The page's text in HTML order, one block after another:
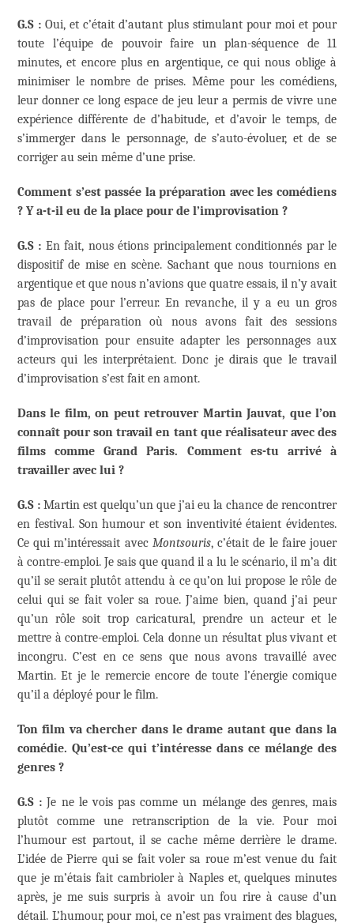
G.S : Oui, et c’était d’autant plus stimulant pour moi et pour
toute l’équipe de pouvoir faire un plan-séquence de 11
minutes, et encore plus en argentique, ce qui nous oblige à
minimiser le nombre de prises. Même pour les comédiens,
leur donner ce long espace de jeu leur a permis de vivre une
expérience différente de d’habitude, et d’avoir le temps, de
s’immerger dans le personnage, de s’auto-évoluer, et de se
corriger au sein même d’une prise.
Comment s’est passée la préparation avec les comédiens
? Y a-t-il eu de la place pour de l’improvisation ?
G.S : En fait, nous étions principalement conditionnés par le
dispositif de mise en scène. Sachant que nous tournions en
argentique et que nous n’avions que quatre essais, il n’y avait
pas de place pour l’erreur. En revanche, il y a eu un gros
travail de préparation où nous avons fait des sessions
d’improvisation pour ensuite adapter les personnages aux
acteurs qui les interprétaient. Donc je dirais que le travail
d’improvisation s’est fait en amont.
Dans le film, on peut retrouver Martin Jauvat, que l’on
connaît pour son travail en tant que réalisateur avec des
films comme Grand Paris. Comment es-tu arrivé à
travailler avec lui ?
G.S : Martin est quelqu’un que j’ai eu la chance de rencontrer
en festival. Son humour et son inventivité étaient évidentes.
Ce qui m’intéressait avec Montsouris, c’était de le faire jouer
à contre-emploi. Je sais que quand il a lu le scénario, il m’a dit
qu’il se serait plutôt attendu à ce qu’on lui propose le rôle de
celui qui se fait voler sa roue. J’aime bien, quand j’ai peur
qu’un rôle soit trop caricatural, prendre un acteur et le
mettre à contre-emploi. Cela donne un résultat plus vivant et
incongru. C’est en ce sens que nous avons travaillé avec
Martin. Et je le remercie encore de toute l’énergie comique
qu’il a déployé pour le film.
Ton film va chercher dans le drame autant que dans la
comédie. Qu’est-ce qui t’intéresse dans ce mélange des
genres ?
G.S : Je ne le vois pas comme un mélange des genres, mais
plutôt comme une retranscription de la vie. Pour moi
l’humour est partout, il se cache même derrière le drame.
L’idée de Pierre qui se fait voler sa roue m’est venue du fait
que je m’étais fait cambrioler à Naples et, quelques minutes
après, je me suis surpris à avoir un fou rire à cause d’un
détail. L’humour, pour moi, ce n’est pas vraiment des blagues,